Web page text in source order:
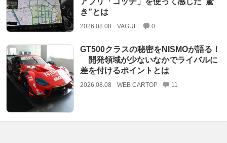
き”とは
2026.08.08 VAGUE 0
GT500クラスの秘密をNISMOが語る！
開発領域が少ないなかでライバルに
差を付けるポイントとは
2026.08.08 WEB CARTOP 11